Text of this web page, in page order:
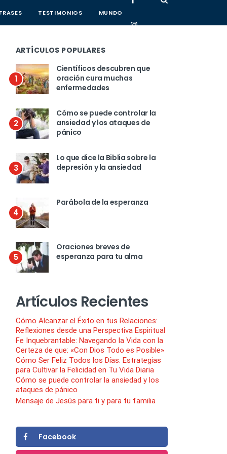
FRASES TESTIMONIOS MUNDO
ARTÍCULOS POPULARES
1
Científicos descubren que
oración cura muchas
enfermedades
2
Cómo se puede controlar la
ansiedad y los ataques de
pánico
3
Lo que dice la Biblia sobre la
depresión y la ansiedad
4
Parábola de la esperanza
5
Oraciones breves de
esperanza para tu alma
Artículos Recientes
Cómo Alcanzar el Éxito en tus Relaciones:
Reflexiones desde una Perspectiva Espiritual
Fe Inquebrantable: Navegando la Vida con la
Certeza de que: «Con Dios Todo es Posible»
Cómo Ser Feliz Todos los Días: Estrategias
para Cultivar la Felicidad en Tu Vida Diaria
Cómo se puede controlar la ansiedad y los
ataques de pánico
Mensaje de Jesús para ti y para tu familia
Facebook